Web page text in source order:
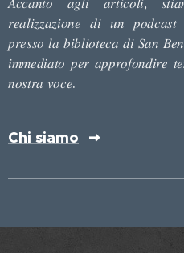
𝑟𝑒𝑎𝑙𝑖𝑧𝑧𝑎𝑧𝑖𝑜𝑛𝑒 𝑑𝑖 𝑢𝑛 𝑝𝑜𝑑𝑐𝑎𝑠𝑡
𝑝𝑟𝑒𝑠𝑠𝑜 𝑙𝑎 𝑏𝑖𝑏𝑙𝑖𝑜𝑡𝑒𝑐𝑎 𝑑𝑖 𝑆𝑎𝑛
𝑖𝑚𝑚𝑒𝑑𝑖𝑎𝑡𝑜 𝑝𝑒𝑟 𝑎𝑝𝑝𝑟𝑜𝑓𝑜𝑛𝑑𝑖𝑟𝑒
𝑛𝑜𝑠𝑡𝑟𝑎 𝑣𝑜𝑐𝑒.
Chi siamo